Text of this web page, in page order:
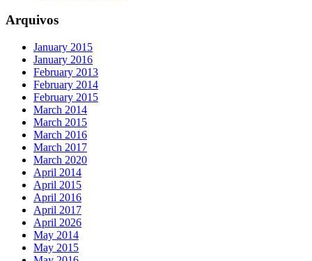
Arquivos
January 2015
January 2016
February 2013
February 2014
February 2015
March 2014
March 2015
March 2016
March 2017
March 2020
April 2014
April 2015
April 2016
April 2017
April 2026
May 2014
May 2015